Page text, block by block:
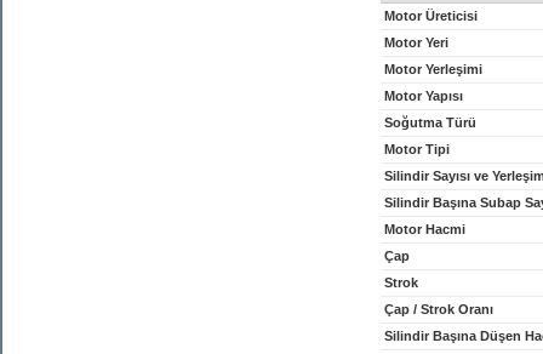
Motor Üreticisi
Motor Yeri
Motor Yerleşimi
Motor Yapısı
Soğutma Türü
Motor Tipi
Silindir Sayısı ve
Silindir Başına Subap
Motor Hacmi
Çap
Strok
Çap / Strok Oranı
Silindir Başına Düşen